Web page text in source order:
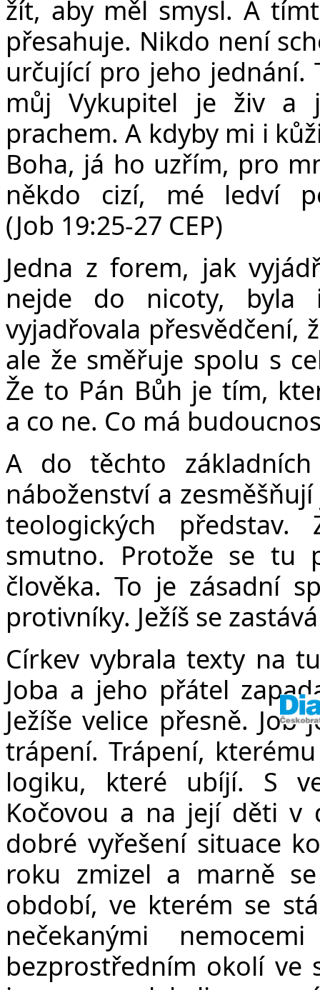
žít, aby měl smysl. A
přesahuje. Nikdo není
určující pro jeho jednání.
můj Vykupitel je živ a
prachem. A kdyby mi i
Boha, já ho uzřím, pro
někdo cizí, mé ledví
(Job 19:25-27 CEP)
Jedna z forem, jak
nejde do nicoty, byla
vyjadřovala přesvědčení,
ale že směřuje spolu s
Že to Pán Bůh je tím,
a co ne. Co má
A do těchto
náboženství a
teologických
smutno. Protože se tu
člověka. To je zásadní
protivníky. Ježíš se
Církev vybrala texty na
Joba a jeho přátel
Ježíše velice přesně.
trápení. Trápení,
logiku, které ubíjí. S
Kočovou a na její děti v
dobré vyřešení situace
roku zmizel a marně
období, ve kterém se
nečekanými
bezprostředním okolí ve